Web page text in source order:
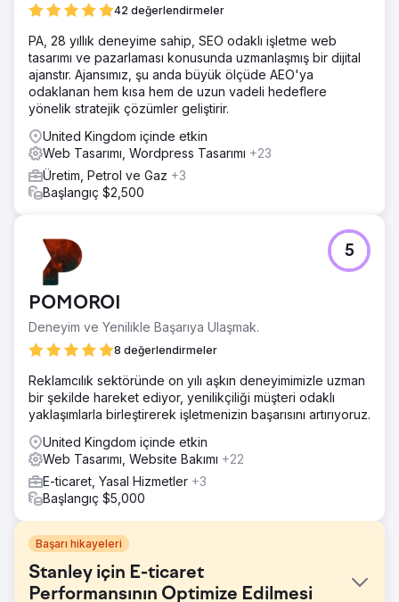
42 değerlendirmeler
PA, 28 yıllık deneyime sahip, SEO odaklı işletme web
tasarımı ve pazarlaması konusunda uzmanlaşmış bir dijital
ajanstır. Ajansımız, şu anda büyük ölçüde AEO'ya
odaklanan hem kısa hem de uzun vadeli hedeflere
yönelik stratejik çözümler geliştirir.
United Kingdom içinde etkin
Web Tasarımı, Wordpress Tasarımı +23
Üretim, Petrol ve Gaz +3
Başlangıç $2,500
POMOROI
Deneyim ve Yenilikle Başarıya Ulaşmak.
8 değerlendirmeler
5
Reklamcılık sektöründe on yılı aşkın deneyimimizle uzman
bir şekilde hareket ediyor, yenilikçiliği müşteri odaklı
yaklaşımlarla birleştirerek işletmenizin başarısını artırıyoruz.
United Kingdom içinde etkin
Web Tasarımı, Website Bakımı +22
E-ticaret, Yasal Hizmetler +3
Başlangıç $5,000
Başarı hikayeleri
Stanley için E-ticaret
Performansının Optimize Edilmesi